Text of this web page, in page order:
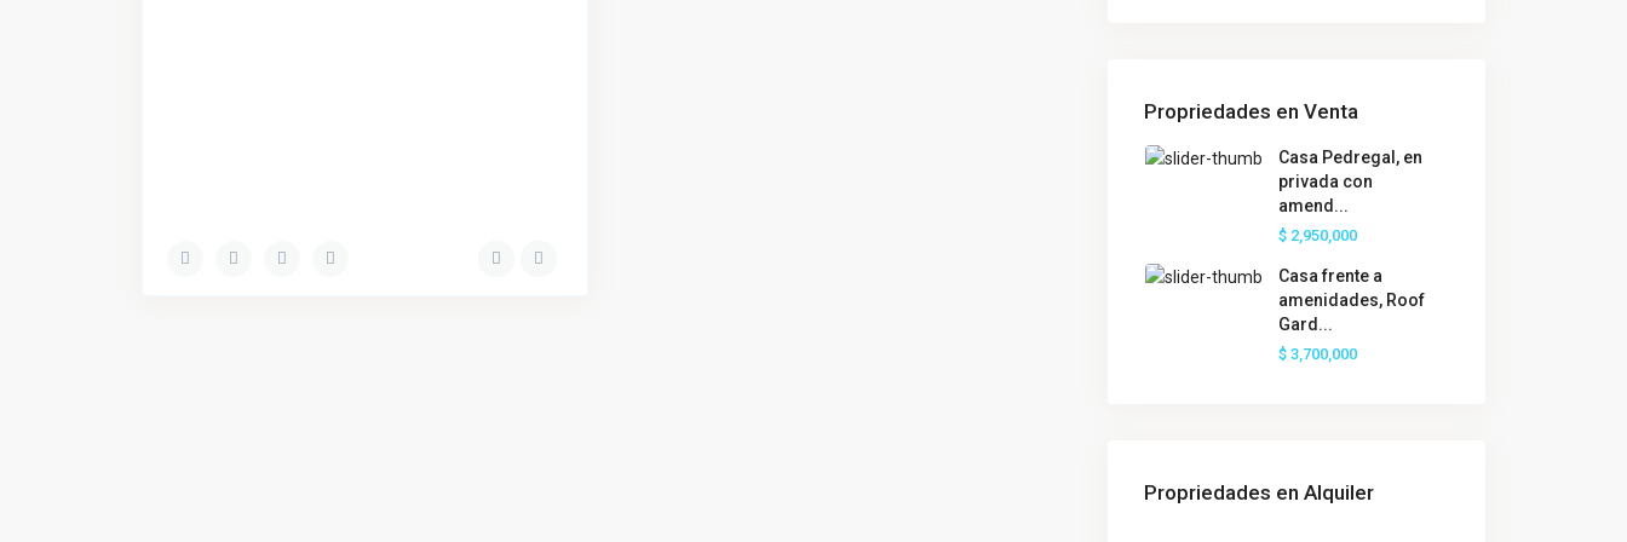
Propriedades en Venta
Casa Pedregal, en
privada con
amend...
$ 2,950,000
Casa frente a
amenidades, Roof
Gard...
$ 3,700,000
Propriedades en Alquiler